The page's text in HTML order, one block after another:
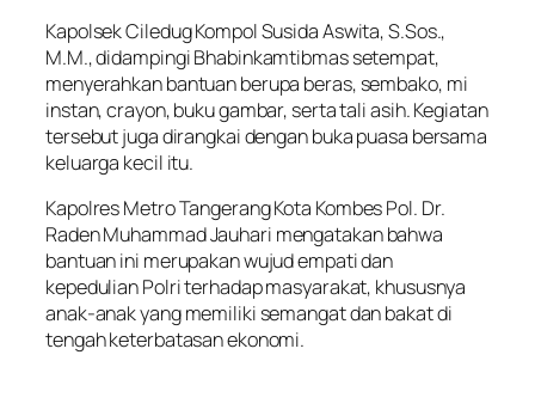
Kapolsek Ciledug Kompol Susida Aswita, S.Sos.,
M.M., didampingi Bhabinkamtibmas setempat,
menyerahkan bantuan berupa beras, sembako, mi
instan, crayon, buku gambar, serta tali asih. Kegiatan
tersebut juga dirangkai dengan buka puasa bersama
keluarga kecil itu.
Kapolres Metro Tangerang Kota Kombes Pol. Dr.
Raden Muhammad Jauhari mengatakan bahwa
bantuan ini merupakan wujud empati dan
kepedulian Polri terhadap masyarakat, khususnya
anak-anak yang memiliki semangat dan bakat di
tengah keterbatasan ekonomi.